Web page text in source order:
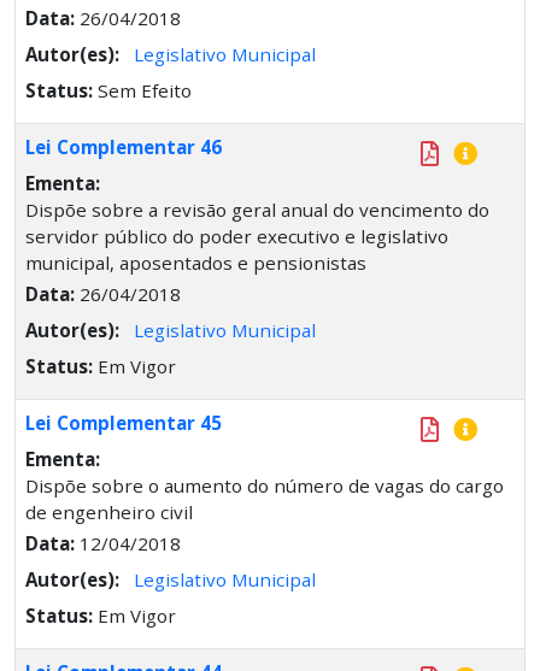
Data: 26/04/2018
Autor(es):
Legislativo Municipal
Status: Sem Efeito
Lei Complementar 46
Ementa:
Dispõe sobre a revisão geral anual do vencimento do
servidor público do poder executivo e legislativo
municipal, aposentados e pensionistas
Data: 26/04/2018
Autor(es):
Legislativo Municipal
Status: Em Vigor
Lei Complementar 45
Ementa:
Dispõe sobre o aumento do número de vagas do cargo
de engenheiro civil
Data: 12/04/2018
Autor(es):
Legislativo Municipal
Status: Em Vigor